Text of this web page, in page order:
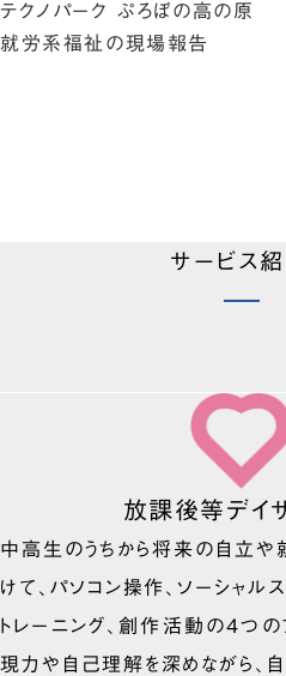
テクノパーク ぷろぼの高の原
就労系福祉の現場報告
サービス
放課後等デイ
中高生のうちから将来の自立
けて、パソコン操作、ソーシャル
トレーニング、創作活動の4つの
現力や自己理解を深めながら、